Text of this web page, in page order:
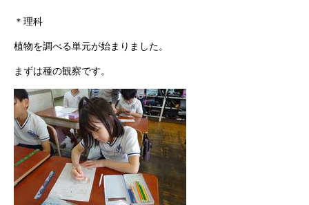
＊理科
植物を調べる単元が始まりました。
まずは種の観察です。